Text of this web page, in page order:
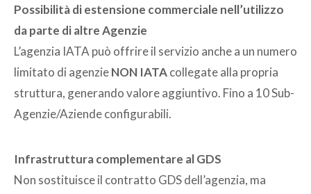
Possibilità di estensione commerciale nell’utilizzo
da parte di altre Agenzie
L’agenzia IATA può offrire il servizio anche a un numero
limitato di agenzieNON IATAcollegate alla propria
struttura, generando valore aggiuntivo. Fino a 10 Sub-
Agenzie/Aziende configurabili.
Infrastruttura complementare al GDS
Non sostituisce il contratto GDS dell’agenzia, ma